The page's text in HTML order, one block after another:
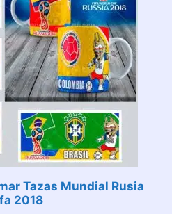
Tazas Mundial Rusia
2018